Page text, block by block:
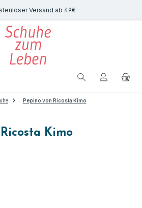
Versand ab 49€
Pepino von Ricosta Kimo
Kimo